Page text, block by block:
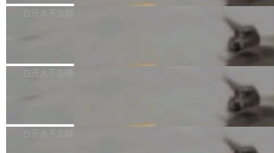
不得生成涉及安全性的关键变更，除非作者本身
36个月。 公告显示，本次宇树科技战略配售对
员工参与设立的专项资产管理计划。其中，Dee
获配9...
Bug fixes and enhancements 修复多次传递同
一个回归问题，该问题导致拉取镜像时会拒绝包
题，该问题可能导致在旧版 Linux 内核...
白开水不加糖
e 孵化器项目管理委员会（IPMC）投票中获得
P）！这一里程碑不仅标志着 Fluss 迈入新的发
白开水不加糖
长期停止内容更新，未能实现其作为“AI版维基百
白开水不加糖